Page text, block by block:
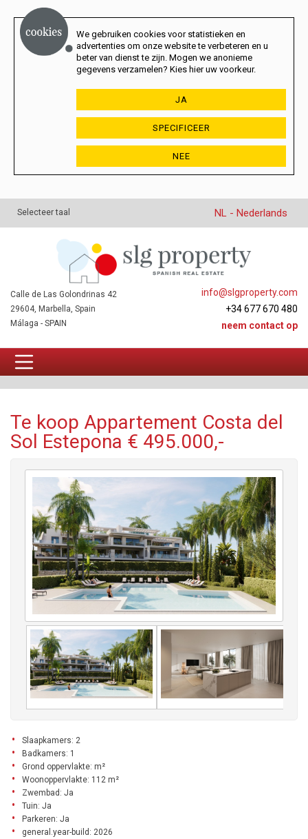
We gebruiken cookies voor statistieken en
advertenties om onze website te verbeteren en u
beter van dienst te zijn. Mogen we anonieme
gegevens verzamelen? Kies hier uw voorkeur.
JA
SPECIFICEER
NEE
Selecteer taal NL - Nederlands
info@slgproperty.com
+34 677 670 480
neem contact op
Calle de Las Golondrinas 42
29604, Marbella, Spain
Málaga - SPAIN
Te koop Appartement Costa del
Sol Estepona € 495.000,-
Slaapkamers: 2
Badkamers: 1
Grond oppervlakte: m²
Woonoppervlakte: 112 m²
Zwembad: Ja
Tuin: Ja
Parkeren: Ja
general.year-build: 2026